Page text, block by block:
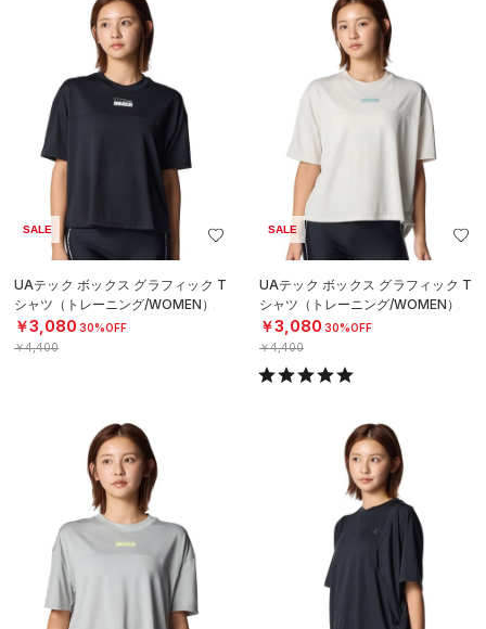
SALE
UAテック ボックス グラフィック T
シャツ（トレーニング/WOMEN）
￥3,080 30%OFF
￥4,400
SALE
UAテック ボックス グラフィック T
シャツ（トレーニング/WOMEN）
￥3,080 30%OFF
￥4,400